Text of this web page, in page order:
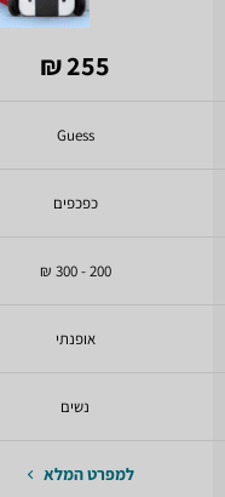
255 ₪
Guess
כפכפים
200 - 300 ₪
אופנתי
נשים
למפרט המלא